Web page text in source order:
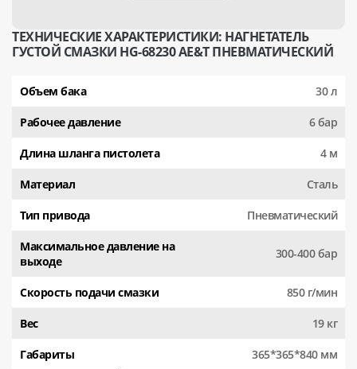
ТЕХНИЧЕСКИЕ ХАРАКТЕРИСТИКИ: НАГНЕТАТЕЛЬ
ГУСТОЙ СМАЗКИ HG-68230 AE&T ПНЕВМАТИЧЕСКИЙ
Объем бака 30 л
Рабочее давление 6 бар
Длина шланга пистолета 4 м
Материал Сталь
Тип привода Пневматический
Максимальное давление на
выходе
300-400 бар
Скорость подачи смазки 850 г/мин
Вес 19 кг
Габариты 365*365*840 мм